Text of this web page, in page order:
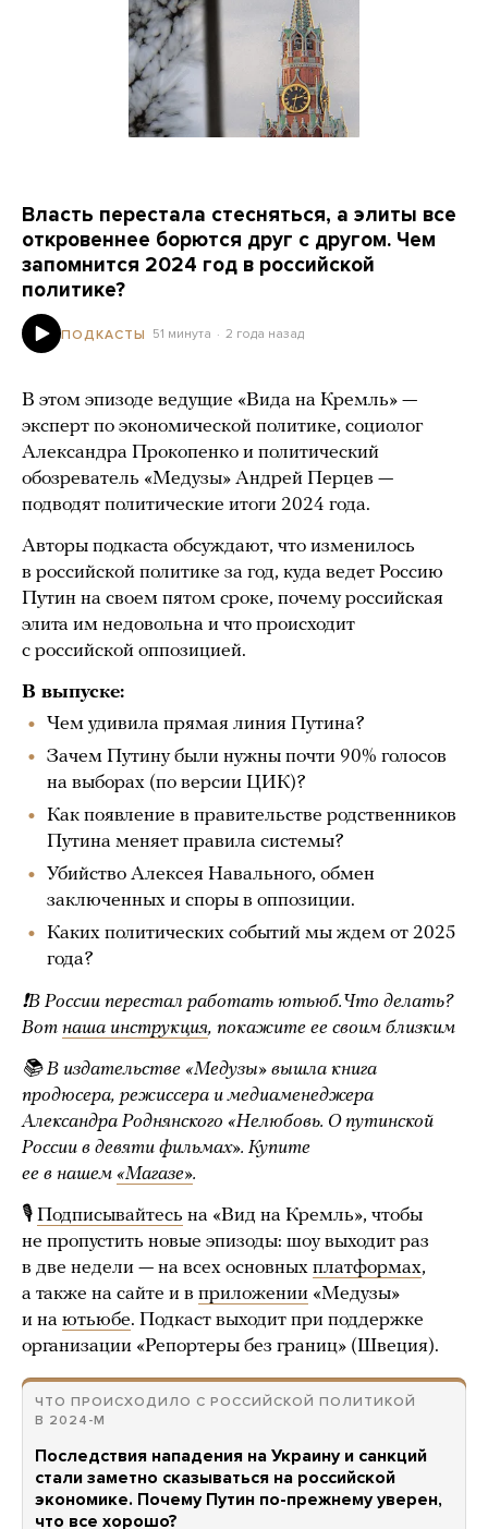
Власть перестала стесняться, а элиты все
откровеннее борются друг с другом. Чем
запомнится 2024 год в российской
политике?
ПОДКАСТЫ 51 минута 2 года назад
В этом эпизоде ведущие «Вида на Кремль» —
эксперт по экономической политике, социолог
Александра Прокопенко и политический
обозреватель «Медузы» Андрей Перцев —
подводят политические итоги 2024 года.
Авторы подкаста обсуждают, что изменилось
в российской политике за год, куда ведет Россию
Путин на своем пятом сроке, почему российская
элита им недовольна и что происходит
с российской оппозицией.
В выпуске:
Чем удивила прямая линия Путина?
Зачем Путину были нужны почти 90% голосов
на выборах (по версии ЦИК)?
Как появление в правительстве родственников
Путина меняет правила системы?
Убийство Алексея Навального, обмен
заключенных и споры в оппозиции.
Каких политических событий мы ждем от 2025
года?
❗️В России перестал работать ютьюб. Что делать?
Вот наша инструкция, покажите ее своим близким
📚 В издательстве «Медузы» вышла книга
продюсера, режиссера и медиаменеджера
Александра Роднянского «Нелюбовь. О путинской
России в девяти фильмах». Купите
ее в нашем «Магазе».
🎙 Подписывайтесь на «Вид на Кремль», чтобы
не пропустить новые эпизоды: шоу выходит раз
в две недели — на всех основных платформах,
а также на сайте и в приложении «Медузы»
и на ютьюбе. Подкаст выходит при поддержке
организации «Репортеры без границ» (Швеция).
ЧТО ПРОИСХОДИЛО С РОССИЙСКОЙ ПОЛИТИКОЙ
В 2024-М
Последствия нападения на Украину и санкций
стали заметно сказываться на российской
экономике. Почему Путин по-прежнему уверен,
что все хорошо?